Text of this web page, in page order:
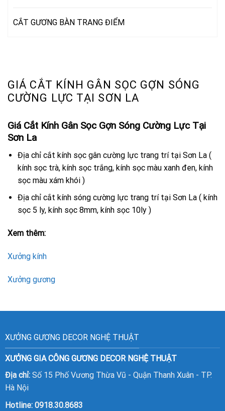
GIÁ CẮT KÍNH GÂN SỌC GỢN SÓNG
CƯỜNG LỰC TẠI SƠN LA
Giá Cắt Kính Gân Sọc Gợn Sóng Cường Lực Tại
Sơn La
Địa chỉ cắt kính sọc gân cường lực trang trí tại Sơn La (
kính sọc trà, kính sọc trắng, kính sọc màu xanh đen, kính
sọc màu xám khói )
Địa chỉ cắt kính sóng cường lực trang trí tại Sơn La ( kính
sọc 5 ly, kính sọc 8mm, kính sọc 10ly )
Xem thêm:
Xưởng kính
Xưởng gương
CẮT GƯƠNG BÀN TRANG ĐIỂM
XƯỞNG GƯƠNG DECOR NGHỆ THUẬT
XƯỞNG GIA CÔNG GƯƠNG DECOR NGHỆ THUẬT
Địa chỉ:Số 15 Phố Vương Thừa Vũ - Quận Thanh Xuân - TP.
Hà Nội
Hotline: 0918.30.8683